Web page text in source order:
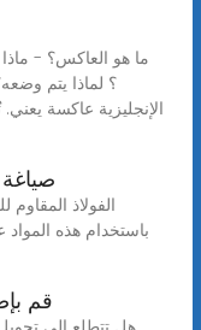
ما هو العاكس؟ -
الإنجليزية عاكسة
قم